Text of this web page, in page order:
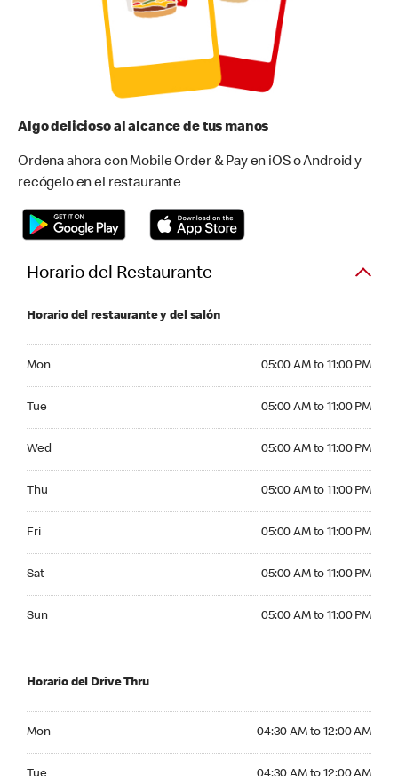
Algo delicioso al alcance de tus manos
Ordena ahora con Mobile Order & Pay en iOS o Android y
recógelo en el restaurante
Horario del Restaurante
Horario del restaurante y del salón
Mon 05:00 AM to 11:00 PM
Tue 05:00 AM to 11:00 PM
Wed 05:00 AM to 11:00 PM
Thu 05:00 AM to 11:00 PM
Fri 05:00 AM to 11:00 PM
Sat 05:00 AM to 11:00 PM
Sun 05:00 AM to 11:00 PM
Horario del Drive Thru
Mon 04:30 AM to 12:00 AM